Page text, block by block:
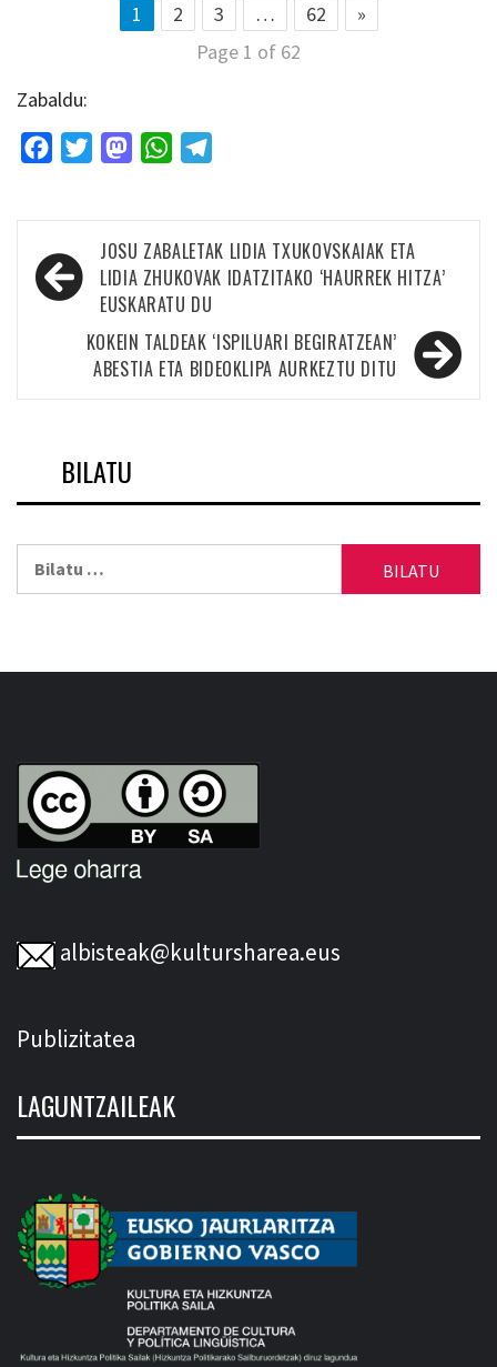
1 2 3 … 62
»
Page 1 of 62
Zabaldu:
FacebookTwitterMastodonWhatsApp
Bidalketetan
zehar
nabigatu
JOSU ZABALETAK LIDIA TXUKOVSKAIAK ETA
LIDIA ZHUKOVAK IDATZITAKO ‘HAURREK HITZA’
EUSKARATU DU
KOKEIN TALDEAK ‘ISPILUARI BEGIRATZEAN’
ABESTIA ETA BIDEOKLIPA AURKEZTU DITU
BILATU
albisteak@kultursharea.eus
Publizitatea
LAGUNTZAILEAK